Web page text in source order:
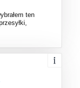
ten